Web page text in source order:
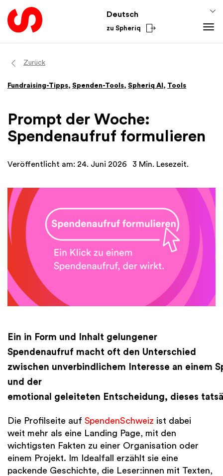
Deutsch
zu Spheriq
Verzeichnis
Recherche
Spenden-Tools
Wissen
Fundraising-Tipps
Förderwissen
Finanzen
Academy
Aus dem Sektor
National
International
Zurück
Fundraising-Tipps, Spenden-Tools, Spheriq AI , Tools
Prompt der Woche:
Spendenaufruf formulieren
Veröffentlicht am: 24. Juni 2026 3 Min. Lesezeit.
Ein in Form und Inhalt gelungener
Spendenaufruf macht oft den Unterschied
zwischen unverbindlichem Interesse an einem
und der
emotional geleiteten Entscheidung, dieses
Die Profilseite auf SpendenSchweiz ist dabei
weit mehr als eine Landing Page, mit den
wichtigsten Fakten zu einer Organisation oder
einem Projekt. Im Idealfall erzählt sie eine
packende Geschichte, die Leser:innen mit Texten,